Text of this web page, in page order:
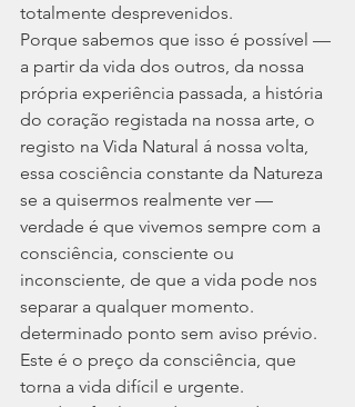
totalmente desprevenidos.
Porque sabemos que isso é possível —
a partir da vida dos outros, da nossa
própria experiência passada, a história
do coração registada na nossa arte, o
registo na Vida Natural á nossa volta,
essa cosciência constante da Natureza
se a quisermos realmente ver —
verdade é que vivemos sempre com a
consciência, consciente ou
inconsciente, de que a vida pode nos
separar a qualquer momento.
determinado ponto sem aviso prévio.
Este é o preço da consciência, que
torna a vida difícil e urgente.